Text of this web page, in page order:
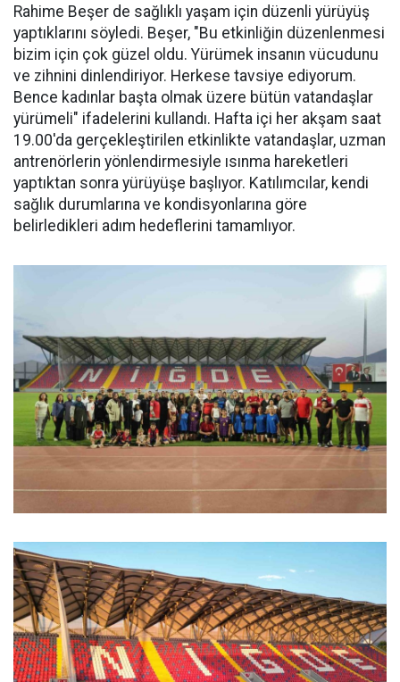
Rahime Beşer de sağlıklı yaşam için düzenli yürüyüş
yaptıklarını söyledi. Beşer, "Bu etkinliğin düzenlenmesi
bizim için çok güzel oldu. Yürümek insanın vücudunu
ve zihnini dinlendiriyor. Herkese tavsiye ediyorum.
Bence kadınlar başta olmak üzere bütün vatandaşlar
yürümeli" ifadelerini kullandı. Hafta içi her akşam saat
19.00'da gerçekleştirilen etkinlikte vatandaşlar, uzman
antrenörlerin yönlendirmesiyle ısınma hareketleri
yaptıktan sonra yürüyüşe başlıyor. Katılımcılar, kendi
sağlık durumlarına ve kondisyonlarına göre
belirledikleri adım hedeflerini tamamlıyor.